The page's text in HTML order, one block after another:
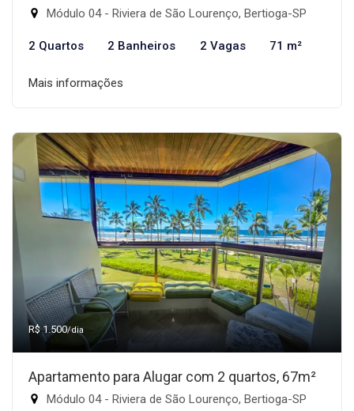
Módulo 04 - Riviera de São Lourenço, Bertioga-SP
2 Quartos 2 Banheiros 2 Vagas 71 m²
Mais informações
R$ 1.500/dia
Apartamento para Alugar com 2 quartos, 67m²
Módulo 04 - Riviera de São Lourenço, Bertioga-SP